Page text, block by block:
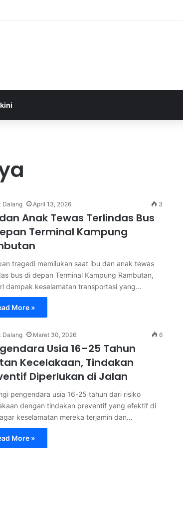
Berikut 4 Tim Lolos ke Semifinal Piala AFF U-17 2026
Dalang April 13, 2026 3
Anak Tewas Terlindas Bus
Terminal Kampung
tragedi memilukan saat ibu dan anak tewas
bus di depan Terminal Kampung Rambutan,
dampak keselamatan transportasi yang…
More »
Dalang Maret 30, 2026 6
Usia 16–25 Tahun
Kecelakaan, Tindakan
Diperlukan di Jalan
pengendara usia 16-25 tahun dari risiko
dengan tindakan preventif yang efektif di
keselamatan mereka terjamin dan…
More »